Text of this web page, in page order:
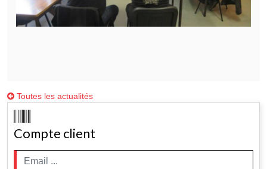
Toutes les actualités
Compte client